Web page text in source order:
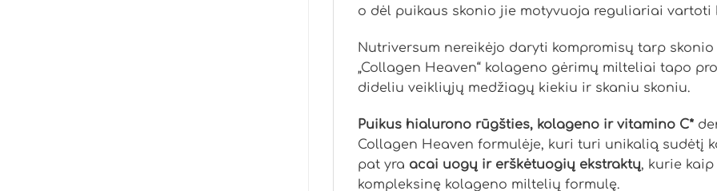
o dėl puikaus skonio jie motyvuoja reguliariai vartoti
Nutriversum nereikėjo daryti kompromisų tarp
„Collagen Heaven“ kolageno gėrimų milteliai tapo
dideliu veikliųjų medžiagų kiekiu ir skaniu skoniu.
Puikus hialurono rūgšties, kolageno ir vitamino C*
Collagen Heaven formulėje, kuri turi unikalią sudėtį
pat yra acai uogų ir erškėtuogių ekstraktų, kurie
kompleksinę kolageno miltelių formulę.